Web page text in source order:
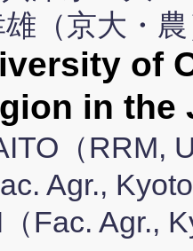
（京大・
of
in the
（RRM,
Agr.,
Fac. Agr.,